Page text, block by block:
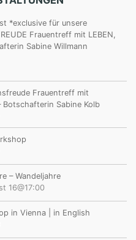
*exclusive für unsere
Frauentreff mit LEBEN,
Sabine Willmann
Frauentreff mit
Botschafterin Sabine Kolb
– Wandeljahre
16@17:00
in Vienna | in English